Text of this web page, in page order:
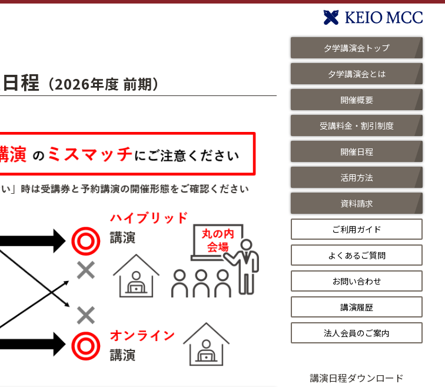
程 （2026年度 前期）
夕学講演会トップ
夕学講演会とは
開催概要
受講料金・割引制度
開催日程
活用方法
資料請求
ご利用ガイド
よくあるご質問
お問い合わせ
講演履歴
法人会員のご案内
講演日程ダウンロード